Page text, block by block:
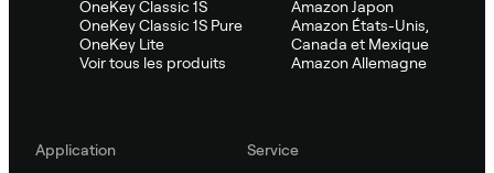
OneKey Classic 1S
OneKey Classic 1S Pure
OneKey Lite
Voir tous les produits
Amazon Japon
Amazon États-Unis,
Canada et Mexique
Amazon Allemagne
Application
Service